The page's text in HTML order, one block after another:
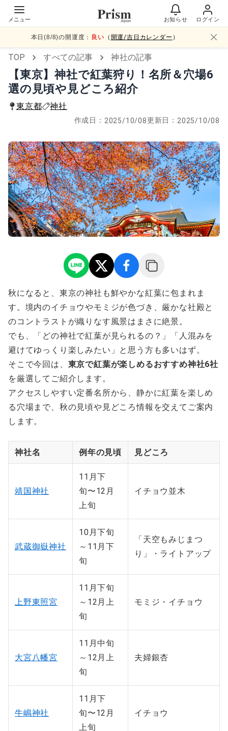
メニュー お知らせ ログイン
本日(8/8)の開運度： 良い （ 開運/吉日カレンダー ）
TOP すべての記事 神社の記事
【東京】神社で紅葉狩り！名所＆穴場6
選の見頃や見どころ紹介
東京都 神社
作成日： 2025/10/08更新日： 2025/10/08
秋になると、東京の神社も鮮やかな紅葉に包まれま
す。境内のイチョウやモミジが色づき、厳かな社殿と
のコントラストが織りなす風景はまさに絶景。
でも、「どの神社で紅葉が見られるの？」「人混みを
避けてゆっくり楽しみたい」と思う方も多いはず。
そこで今回は、 東京で紅葉が楽しめるおすすめ神社6社
を厳選してご紹介します。
アクセスしやすい定番名所から、静かに紅葉を楽しめ
る穴場まで、秋の見頃や見どころ情報を交えてご案内
します。
神社名 例年の見頃 見どころ
靖国神社
11月下
旬〜12月
上旬
イチョウ並木
武蔵御嶽神社
10月下旬
～11月下
旬
「天空もみじまつ
り」・ライトアップ
上野東照宮
11月下旬
～12月上
旬
モミジ・イチョウ
大宮八幡宮
11月中旬
～12月上
旬
夫婦銀杏
牛嶋神社
11月下
旬〜12月
上旬
イチョウ